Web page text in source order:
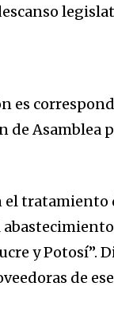
es
de Asamblea
tratamiento
y Potosí”.
de